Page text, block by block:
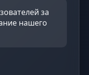
за
нашего